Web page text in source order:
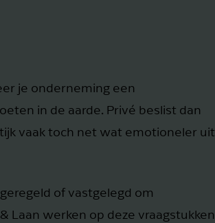
je onderneming een
in de aarde. Privé beslist dan
vaak toch net wat emotioneler uit
of vastgelegd om
Laan werken op deze vraagstukken